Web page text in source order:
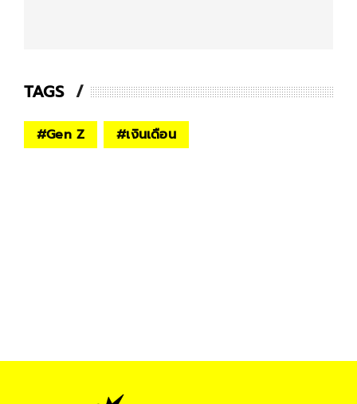
TAGS
#Gen Z #เงินเดือน